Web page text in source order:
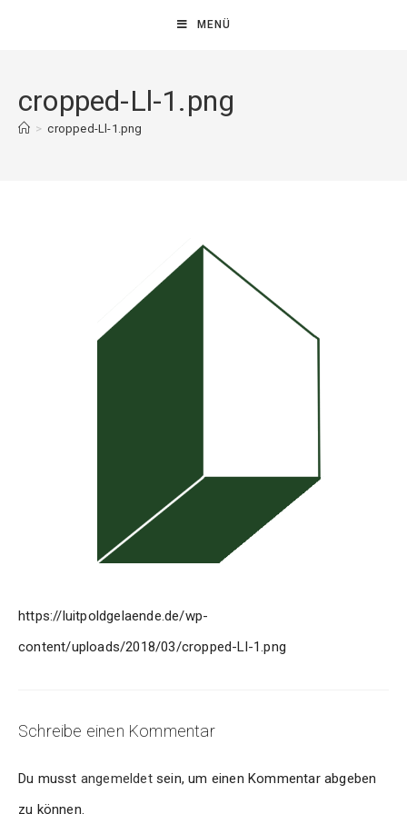
MENÜ
cropped-Ll-1.png
> cropped-Ll-1.png
https://luitpoldgelaende.de/wp-
content/uploads/2018/03/cropped-Ll-1.png
Schreibe einen Kommentar
Du musst angemeldetsein, um einen Kommentar abgeben
zu können.